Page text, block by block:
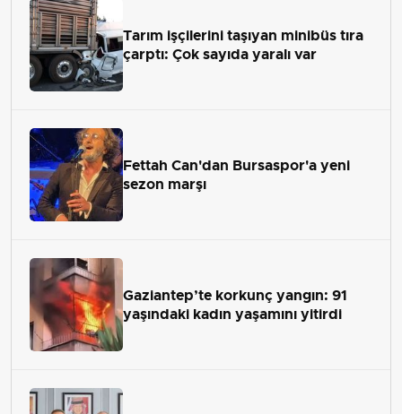
Tarım işçilerini taşıyan minibüs tıra
çarptı: Çok sayıda yaralı var
Fettah Can'dan Bursaspor'a yeni
sezon marşı
Gaziantep’te korkunç yangın: 91
yaşındaki kadın yaşamını yitirdi